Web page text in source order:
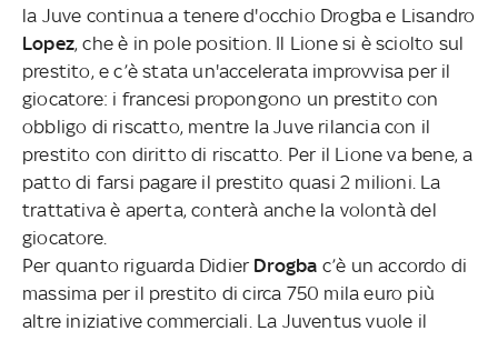
la Juve continua a tenere d'occhio Drogba e Lisandro
Lopez, che è in pole position. Il Lione si è sciolto sul
prestito, e c’è stata un'accelerata improvvisa per il
giocatore: i francesi propongono un prestito con
obbligo di riscatto, mentre la Juve rilancia con il
prestito con diritto di riscatto. Per il Lione va bene, a
patto di farsi pagare il prestito quasi 2 milioni. La
trattativa è aperta, conterà anche la volontà del
giocatore.
Per quanto riguarda Didier Drogba c’è un accordo di
massima per il prestito di circa 750 mila euro più
altre iniziative commerciali. La Juventus vuole il